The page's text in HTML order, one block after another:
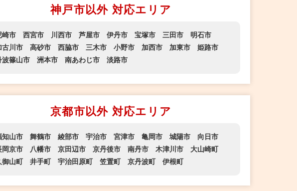
神戸市以外 対応エリア
崎市 西宮市 川西市 芦屋市 伊丹市 宝塚市 三田市
明石市
古川市
高砂市 西脇市 三木市 小野市 加西市 加東市
姫路市
波篠山市
洲本市 南あわじ市 淡路市
京都市以外 対応エリア
知山市 舞鶴市 綾部市 宇治市 宮津市 亀岡市 城陽市
向日市
岡京市
八幡市 京田辺市 京丹後市 南丹市 木津川市
大山崎町
御山町
井手町 宇治田原町 笠置町 京丹波町 伊根町